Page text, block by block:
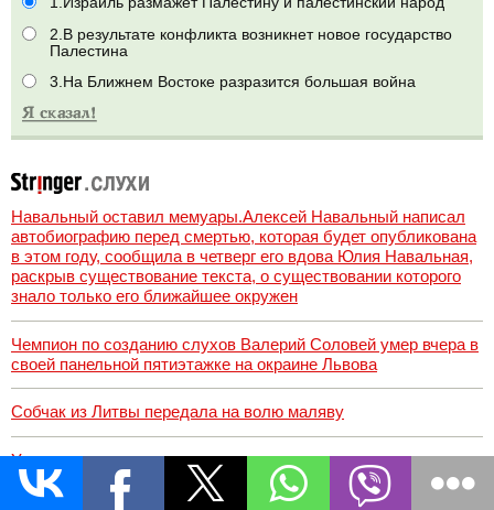
2.В результате конфликта возникнет новое государство
Палестина
3.На Ближнем Востоке разразится большая война
Навальный оставил мемуары.Алексей Навальный написал
автобиографию перед смертью, которая будет опубликована
в этом году, сообщила в четверг его вдова Юлия Навальная,
раскрыв существование текста, о существовании которого
знало только его ближайшее окружен
Чемпион по созданию слухов Валерий Соловей умер вчера в
своей панельной пятиэтажке на окраине Львова
Собчак из Литвы передала на волю маляву
Украсть все и сесть